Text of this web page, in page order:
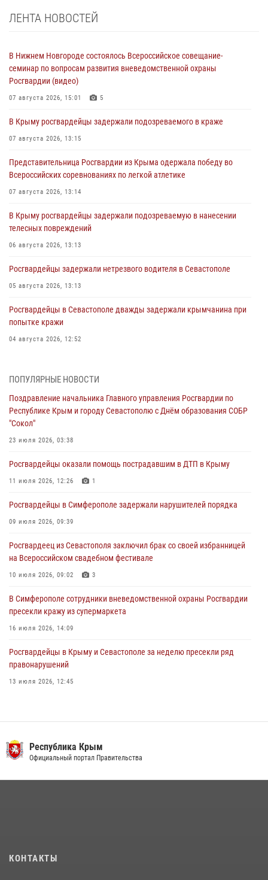
ЛЕНТА НОВОСТЕЙ
В Нижнем Новгороде состоялось Всероссийское совещание-
семинар по вопросам развития вневедомственной охраны
Росгвардии (видео)
07 августа 2026, 15:01 5
В Крыму росгвардейцы задержали подозреваемого в краже
07 августа 2026, 13:15
Представительница Росгвардии из Крыма одержала победу во
Всероссийских соревнованиях по легкой атлетике
07 августа 2026, 13:14
В Крыму росгвардейцы задержали подозреваемую в нанесении
телесных повреждений
06 августа 2026, 13:13
Росгвардейцы задержали нетрезвого водителя в Севастополе
05 августа 2026, 13:13
Росгвардейцы в Севастополе дважды задержали крымчанина при
попытке кражи
04 августа 2026, 12:52
мужчину
Росгвардия в Крыму и Севастополе задержала ряд
правонарушителей
03 августа 2026, 14:08
В Симферополе росгвардейцы задержали гражданина,
подозреваемого в совершении серии краж
Росгвардейцы оперативно задержали нарушителя на охраняемом
30 июля 2026, 12:13
ПОПУЛЯРНЫЕ НОВОСТИ
Поздравление начальника Главного управления Росгвардии по
Республике Крым и городу Севастополю с Днём образования СОБР
"Сокол"
23 июля 2026, 03:38
Росгвардейцы оказали помощь пострадавшим в ДТП в Крыму
11 июля 2026, 12:26 1
Росгвардейцы в Симферополе задержали нарушителей порядка
09 июля 2026, 09:39
Росгвардеец из Севастополя заключил брак со своей избранницей
на Всероссийском свадебном фестивале
10 июля 2026, 09:02 3
В Симферополе сотрудники вневедомственной охраны Росгвардии
пресекли кражу из супермаркета
16 июля 2026, 14:09
Росгвардейцы в Крыму и Севастополе за неделю пресекли ряд
правонарушений
13 июля 2026, 12:45
Росгвардейцы Крыма и Севастополя отметили День Крещения Руси
серию правонарушений в Севастополе
Республика Крым
Официальный портал Правительства
КОНТАКТЫ